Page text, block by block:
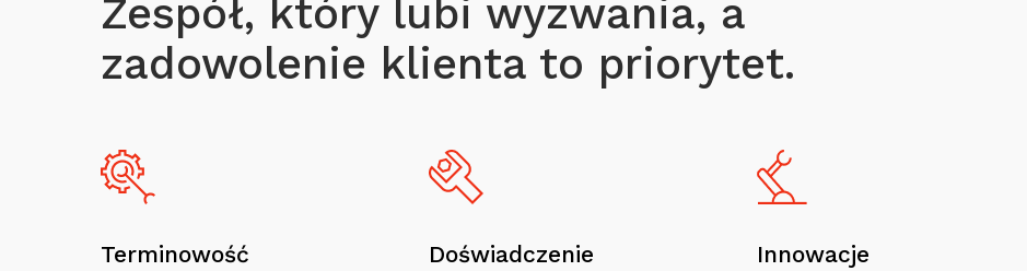
Zespół, który lubi wyzwania, a
zadowolenie klienta to priorytet.
Terminowość Doświadczenie Innowacje